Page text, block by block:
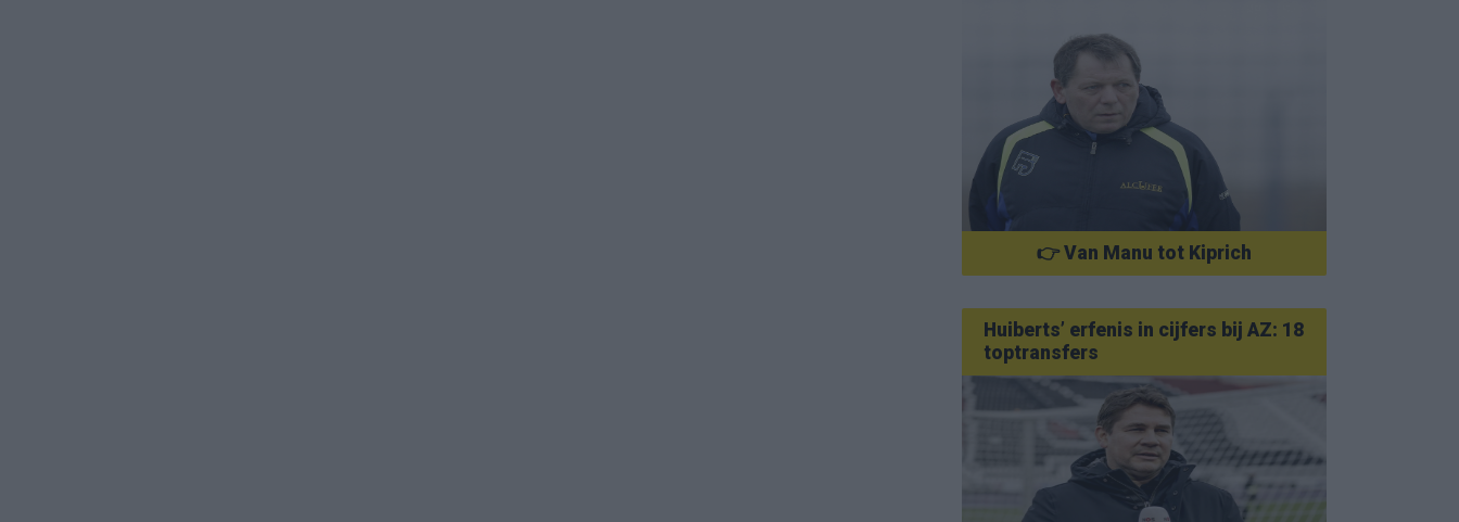
👉 Van Manu tot Kiprich
Huiberts’ erfenis in cijfers bij AZ: 18
toptransfers